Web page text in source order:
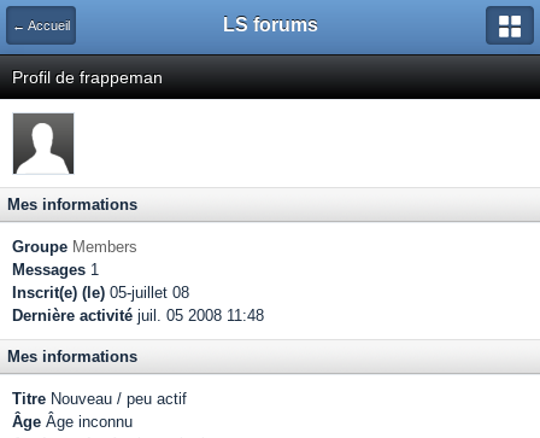
← Accueil LS forums
Profil de frappeman
Mes informations
Groupe Members
Messages 1
Inscrit(e) (le) 05-juillet 08
Dernière activité juil. 05 2008 11:48
Mes informations
Titre Nouveau / peu actif
Âge Âge inconnu